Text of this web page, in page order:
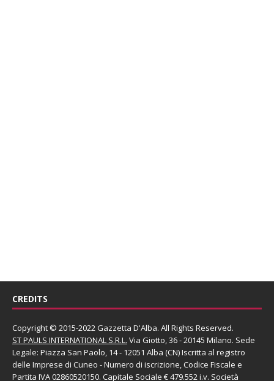
CREDITS
Copyright © 2015-2022 Gazzetta D'Alba. All Rights Reserved.
ST PAULS INTERNATIONAL S.R.L. Via Giotto, 36 - 20145 Milano. Sede
Legale: Piazza San Paolo, 14 - 12051 Alba (CN) Iscritta al registro
delle Imprese di Cuneo - Numero di iscrizione, Codice Fiscale e
Partita IVA 02860520150. Capitale Sociale € 479.552 i.v. Società